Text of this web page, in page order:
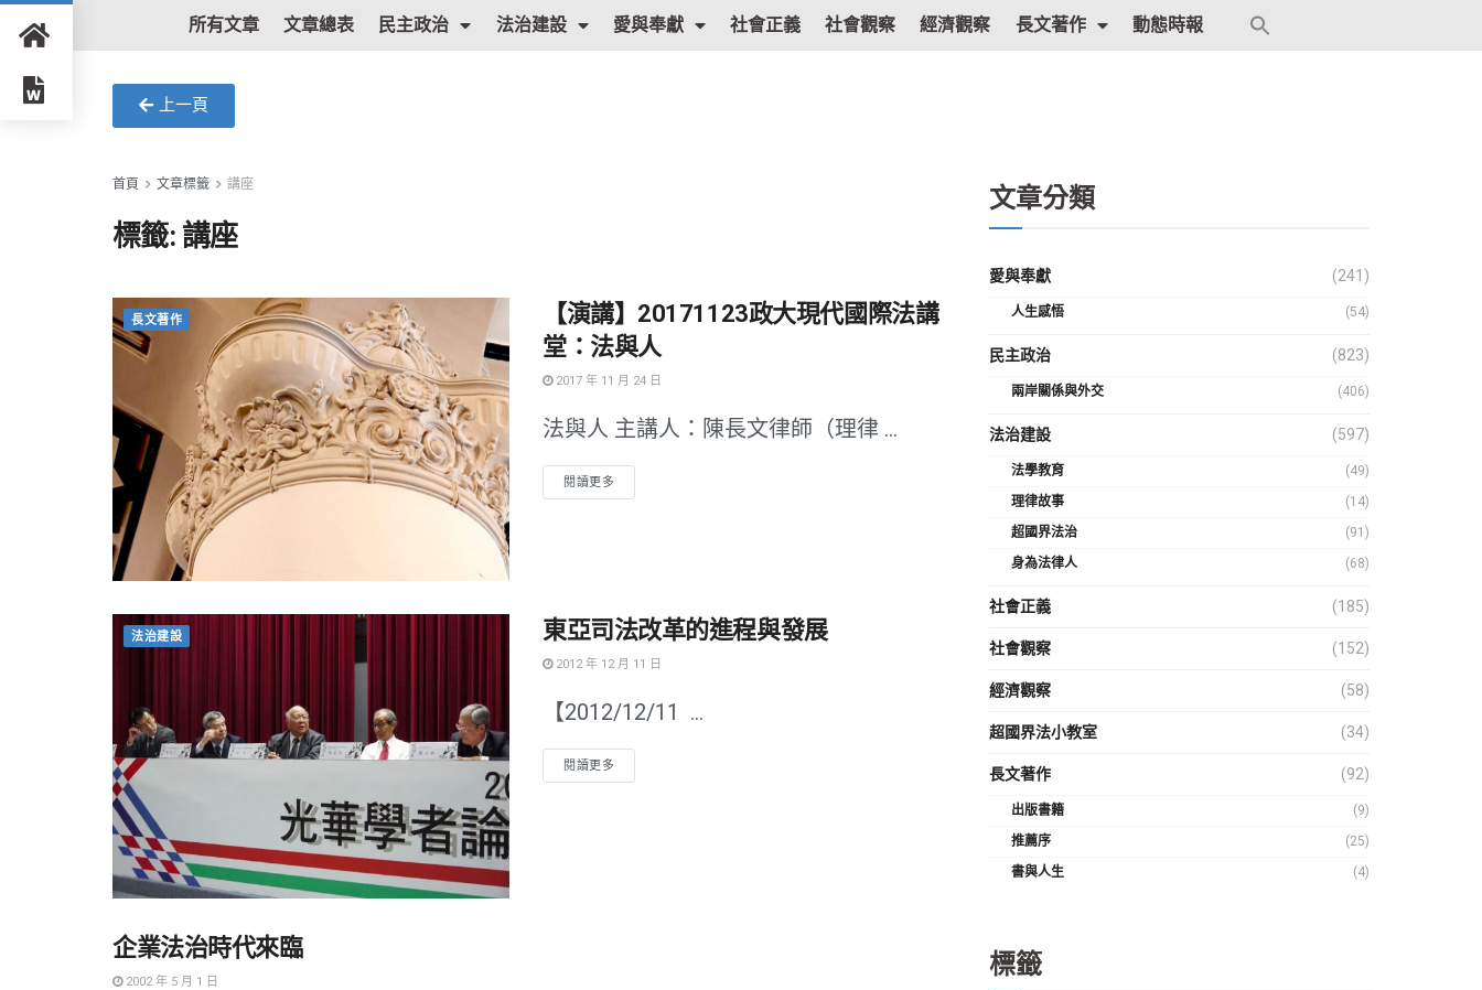
所有文章 文章總表 民主政治 法治建設 愛與奉獻 社會正義 社會觀察 經濟觀察 長文著作 動態時報
上一頁
首頁 文章標籤 講座
標籤: 講座
長文著作
【演講】20171123政大現代國際法講
堂：法與人
2017 年 11 月 24 日
法與人 主講人：陳長文律師（理律 ...
閱讀更多
法治建設 東亞司法改革的進程與發展
2012 年 12 月 11 日
【2012/12/11 ...
閱讀更多
法治建設
企業法治時代來臨
2002 年 5 月 1 日
文章分類
愛與奉獻 (241)
人生感悟 (54)
民主政治 (823)
兩岸關係與外交 (406)
法治建設 (597)
法學教育
(49)
理律故事
(14)
超國界法治
(91)
身為法律人
(68)
社會正義 (185)
社會觀察 (152)
經濟觀察 (58)
超國界法小教室 (34)
長文著作 (92)
出版書籍
(9)
推薦序
(25)
書與人生
(4)
標籤